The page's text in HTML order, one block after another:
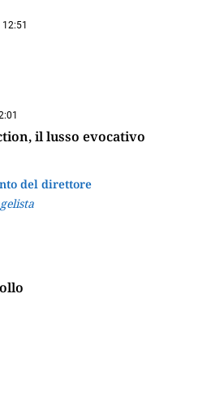
il lusso evocativo
del direttore